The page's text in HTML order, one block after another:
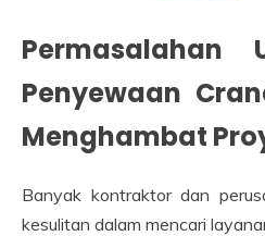
Permasalahan
Penyewaan
Menghambat
Banyak kontraktor dan
kesulitan dalam mencari